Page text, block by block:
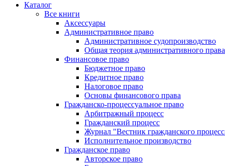
Каталог
Все книги
Аксессуары
Административное право
Административное судопроизводство
Общая теория административного права
Финансовое право
Бюджетное право
Кредитное право
Налоговое право
Основы финансового права
Гражданско-процессуальное право
Арбитражный процесс
Гражданский процесс
Журнал "Вестник гражданского
Исполнительное производство
Гражданское право
Авторское право